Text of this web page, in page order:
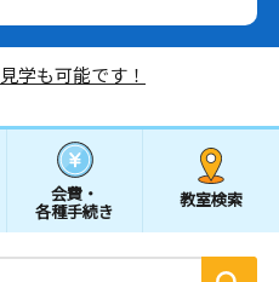
学も可能です！
会費・
各種手続き
教室検索